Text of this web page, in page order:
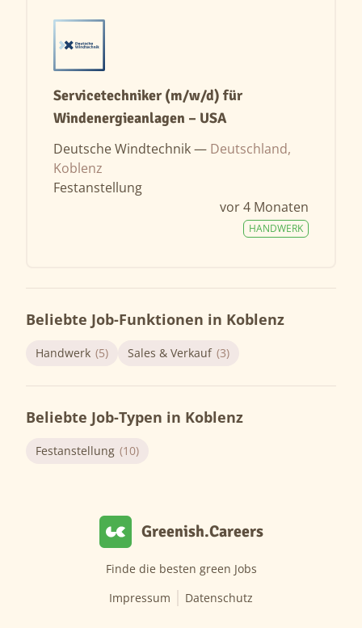
Servicetechniker (m/w/d) für
Windenergieanlagen – USA
Deutsche Windtechnik — Deutschland,
Koblenz
Festanstellung
vor 4 Monaten
HANDWERK
Beliebte Job-Funktionen in Koblenz
Handwerk (5) Sales & Verkauf (3)
Beliebte Job-Typen in Koblenz
Festanstellung (10)
Greenish.Careers
Finde die besten green Jobs
Impressum
Datenschutz